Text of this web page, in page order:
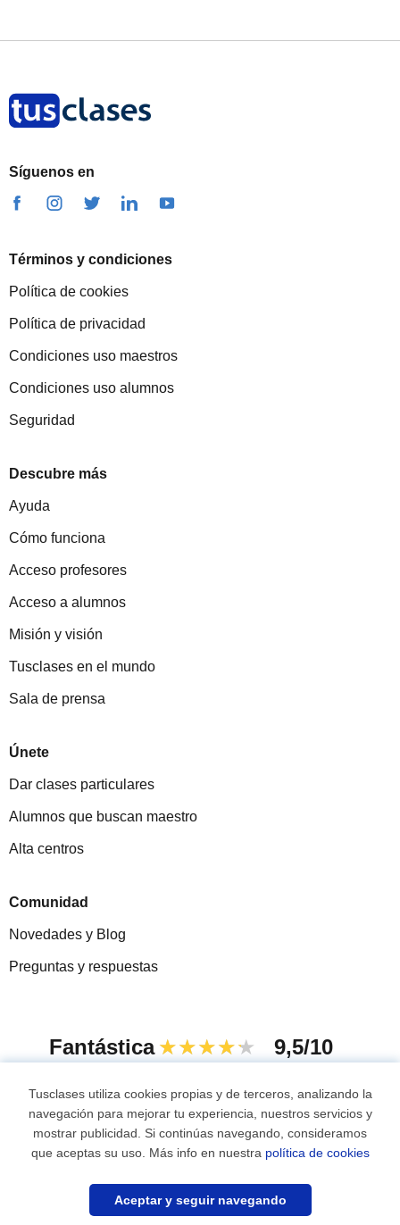
¿Necesitas profesor?
Encuéntralo ahora 1
Síguenos en
Términos y condiciones
Política de cookies
Política de privacidad
Condiciones uso maestros
Condiciones uso alumnos
Seguridad
Descubre más
Ayuda
Cómo funciona
Acceso profesores
Acceso a alumnos
Misión y visión
Tusclases en el mundo
Sala de prensa
Únete
Dar clases particulares
Alumnos que buscan maestro
Alta centros
Comunidad
Novedades y Blog
Preguntas y respuestas
Fantástica ★★★★★ 9,5/10
© 2007 - 2026 Tusclases.mx
Mapa web:Profesores particulares
Tusclases utiliza cookies propias y de terceros, analizando la
navegación para mejorar tu experiencia, nuestros servicios y
mostrar publicidad. Si continúas navegando, consideramos
que aceptas su uso. Más info en nuestra política de cookies
Aceptar y seguir navegando